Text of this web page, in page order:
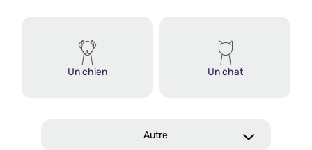
Un chien Un chat
Autre